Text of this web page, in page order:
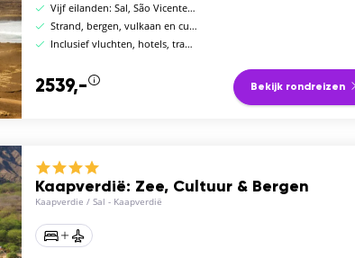
Vijf eilanden: Sal, São Vicente, Santo Antão, Santiago en Fogo
Strand, bergen, vulkaan en cultuur
Inclusief vluchten, hotels, transfers en ferry
2539,- Bekijk rondreizen
Kaapverdië: Zee, Cultuur & Bergen
Kaapverdie / Sal - Kaapverdië